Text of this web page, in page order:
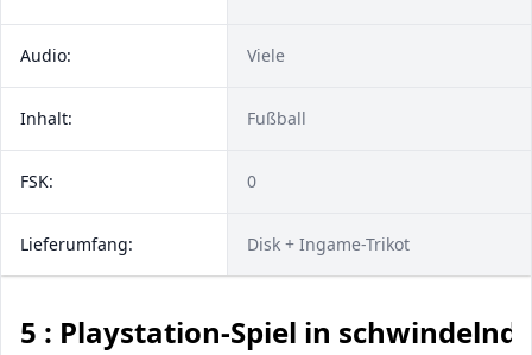
Audio: Viele
Inhalt: Fußball
FSK: 0
Lieferumfang: Disk + Ingame-Trikot
5 : Playstation-Spiel in